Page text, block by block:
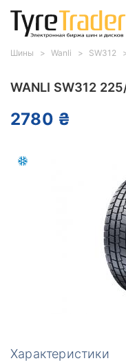
WANLI SW312
2780 ₴
Характеристики
Шины Wanli SW312